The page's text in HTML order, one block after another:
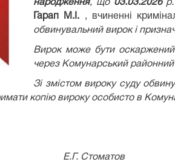
народження, що 03.03.2026р.
Гарап М.І.
, вчиненні
обвинувальний вирок і
Вирок може бути оскаржений
через Комунарський
Зі змістом вироку суду
копію вироку особисто в
Стоматов